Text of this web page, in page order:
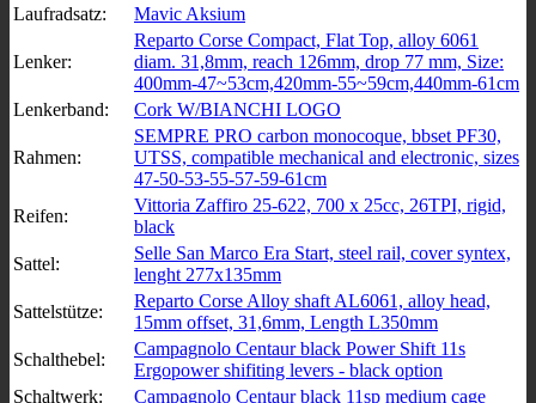
Laufradsatz:
Mavic Aksium
Lenker:
Reparto Corse Compact, Flat Top, alloy 6061
diam. 31,8mm, reach 126mm, drop 77 mm, Size:
400mm-47~53cm,420mm-55~59cm,440mm-61cm
Lenkerband:
Cork W/BIANCHI LOGO
Rahmen:
SEMPRE PRO carbon monocoque, bbset PF30,
UTSS, compatible mechanical and electronic, sizes
47-50-53-55-57-59-61cm
Reifen:
Vittoria Zaffiro 25-622, 700 x 25cc, 26TPI, rigid,
black
Sattel:
Selle San Marco Era Start, steel rail, cover syntex,
lenght 277x135mm
Sattelstütze:
Reparto Corse Alloy shaft AL6061, alloy head,
15mm offset, 31,6mm, Length L350mm
Schalthebel:
Campagnolo Centaur black Power Shift 11s
Ergopower shifiting levers - black option
Schaltwerk:
Campagnolo Centaur black 11sp medium cage